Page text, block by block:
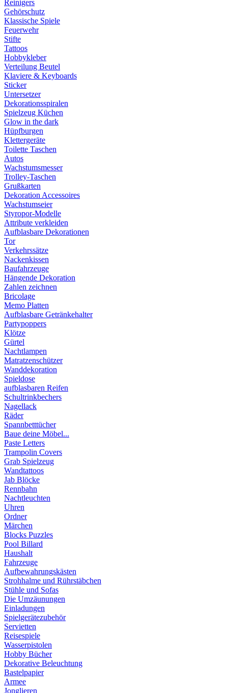
Reinigers
Gehörschutz
Klassische Spiele
Feuerwehr
Stifte
Tattoos
Hobbykleber
Verteilung Beutel
Klaviere & Keyboards
Sticker
Untersetzer
Dekorationsspiralen
Spielzeug Küchen
Glow in the dark
Hüpfburgen
Klettergeräte
Toilette Taschen
Autos
Wachstumsmesser
Trolley-Taschen
Grußkarten
Dekoration Accessoires
Wachstumseier
Styropor-Modelle
Attribute verkleiden
Aufblasbare Dekorationen
Tor
Verkehrssätze
Nackenkissen
Baufahrzeuge
Hängende Dekoration
Zahlen zeichnen
Bricolage
Memo Platten
Aufblasbare Getränkehalter
Partypoppers
Klötze
Gürtel
Nachtlampen
Matratzenschützer
Wanddekoration
Spieldose
aufblasbaren Reifen
Schultrinkbechers
Nagellack
Räder
Spannbetttücher
Baue deine Möbel...
Paste Letters
Trampolin Covers
Grab Spielzeug
Wandtattoos
Jab Blöcke
Rennbahn
Nachtleuchten
Uhren
Ordner
Märchen
Blocks Puzzles
Pool Billard
Haushalt
Fahrzeuge
Aufbewahrungskästen
Strohhalme und Rührstäbchen
Stühle und Sofas
Die Umzäunungen
Einladungen
Spielgerätezubehör
Servietten
Reisespiele
Wasserpistolen
Hobby Bücher
Dekorative Beleuchtung
Bastelpapier
Armee
Jonglieren